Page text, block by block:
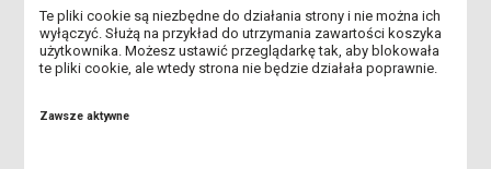
BIBLIOTEKA UCZELNIANA
Te pliki cookie są niezbędne do działania strony i nie można ich
wyłączyć. Służą na przykład do utrzymania zawartości koszyka
użytkownika. Możesz ustawić przeglądarkę tak, aby blokowała
te pliki cookie, ale wtedy strona nie będzie działała poprawnie.
Zawsze aktywne